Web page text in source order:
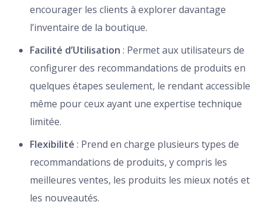
encourager les clients à explorer davantage
l’inventaire de la boutique.
Facilité d’Utilisation : Permet aux utilisateurs de
configurer des recommandations de produits en
quelques étapes seulement, le rendant accessible
même pour ceux ayant une expertise technique
limitée.
Flexibilité : Prend en charge plusieurs types de
recommandations de produits, y compris les
meilleures ventes, les produits les mieux notés et
les nouveautés.